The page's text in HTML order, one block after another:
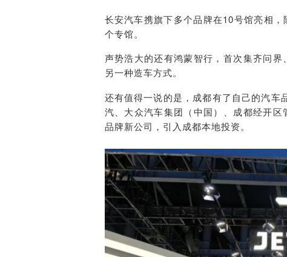
长安汽车携旗下多个品牌在10号馆亮相
个专馆。
声势浩大的还有鸿蒙智行，首次集齐问
另一种造车方式。
还有值得一说的是，成都有了自己的汽
汽、大众汽车集团（中国）、成都经开
品牌新公司，引入成都本地投资。